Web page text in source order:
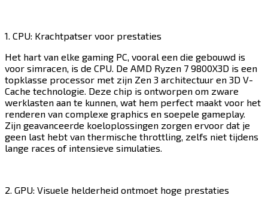
1. CPU: Krachtpatser voor prestaties​​​​‌ ‍ ​‍​‍‌‍ ‌ ​‍‌‍‍‌‌‍‌ ‌‍‍‌‌‍ ‍​‍​‍​ ‍‍​‍​‍‌ ​ ‌‍​‌‌‍ ‍‌‍‍‌‌ ‌​‌ ‍‌​‍ ‍‌‍‍‌‌‍ ​‍​‍​‍ ​​‍​‍‌‍‍​‌ ​‍‌‍‌‌‌‍‌‍​‍​‍​ ‍‍​‍​‍​‍ ‌‍​‌‌‍‌​‌‍ ‌‌‍‍‌‌‍ ‍​‍ ‌‍‍‌‌‍ ‍‌ ‌​‌‍‌‌‌‍ ‍‌ ‌​​‍ ‌‍‌‌‌‍‌​‌‍‍‌‌ ‌​​‍ ‌‍ ‌‌‍ ‌‍‌​‌‍‌‌​ ‌‌ ​​‌ ​‍‌‍‌‌‌ ​ ‌‍‌‌‌‍ ‍‌ ‌​‌‍​‌‌ ‌​‌‍‍‌‌‍ ‌‍ ‍​ ‍ ‌‍‍‌‌‍‌​​ ‌​ ‌​​ ​​​ ​‍​ ‍​‌‍​ ​ ‌‍​ ‌‍‌‍​‍​‍ ‌‌‍​‌​ ‌‌​ ‌ ‌‍‌‌​‍ ‌​ ‌​​ ‌‍​ ‌‍​ ​‌​‍ ‌​ ‍​‌‍​‍​ ‍‌​ ‍​​‍ ‌‌‍​‍​ ‍​​ ‍​‌‍‌‍​ ​ ​ ​​​ ​​​ ‍​​ ‌​​ ​​‌‍​ ​ ‍​​ ‍ ‌ ‌​‌ ‍‌‌ ​​‌‍‌‌​ ‌‌‍​‍‌ ‌‌‌‍‍‌‌‍ ​‌‍‌​​ ‍ ‌ ​​‌‍​‌‌ ‌​‌‍‍​​ ‌‌‍‍‌​ ​‌​ ‍​‌‍ ‍‌‌ ‌‍ ​‌‍ ‌‍ ‍‌‍‌ ‌‌ ‌‍‌​‌‍‌‌‌ ​ ‌‍​ ​‍‌‌​ ‌‌‌​​‍‌‌ ‌‍‍ ‌‍‌‌‌ ‍‌​‍‌‌​ ​ ‌​‌​​‍‌‌​ ​ ‌​‌​​‍‌‌​ ​‍​ ​‍‌‍ ‍‌‍ ​​‍‌‌​ ​‍​ ​‍​‍‌‌​ ‌‌‌​‌​​‍ ‍‌ ‌‍‌‍​‌‌‍ ​‌ ‌‌‌‍‌‌​‍‌‌​ ‌‌‌​​‍‌‌ ‌‍‍ ‌‍‌‌‌ ‍‌​‍‌‌​ ​ ‌​‌​​‍‌‌​ ​ ‌​‌​​‍‌‌​ ​‍​ ​‍​ ‌‌​ ​‍‌‍​‌​ ‌‍‌‍​ ​ ‌‌‌‍​‌‌‍​‌​ ‍‌​ ‌‍​ ​‌‌‍‌‌​‍‌‌​ ​‍​ ​‍​‍‌‌​ ‌‌‌​‌​​‍ ‍‌‍​ ‌‍‍​‌‍‍‌‌‍ ​‌‍‌​‌ ​‍‌‍‌‌‌‍ ‍​‍‌‌​ ‌‌‌​​‍‌‌ ‌‍‍ ‌‍‌‌‌ ‍‌​‍‌‌​ ​ ‌​‌​​‍‌‌​ ​ ‌​‌​​‍‌‌​ ​‍​ ​‍‌‍​ ‌‍​ ‌‍‌‍​ ‌ ​ ​‍‌‍​ ‌‍​‌‌‍‌‍​ ‌ ​ ​ ​ ​‍‌‍​‍​‍‌‌​ ​‍​ ​‍​‍‌‌​ ‌‌‌​‌​​‍ ‍‌ ‌​‌‍‌‌‌ ‍​‌ ‌​​ ‌‍​‍‌‍​‌‌ ​ ‌‍‌‌‌‌‌‌‌ ​‍‌‍ ​​ ‌​‍‌‌​ ​‍‌​‌‍‌‍​‌‌‍‌​‌‍ ‌‌‍‍‌‌‍ ‍​‍‌‍‌‍‍‌‌‍‌​​ ‌​ ‌​​ ​​​ ​‍​ ‍​‌‍​ ​ ‌‍​ ‌‍‌‍​‍​‍ ‌‌‍​‌​ ‌‌​ ‌ ‌‍‌‌​‍ ‌​ ‌​​ ‌‍​ ‌‍​ ​‌​‍ ‌​ ‍​‌‍​‍​ ‍‌​ ‍​​‍ ‌‌‍​‍​ ‍​​ ‍​‌‍‌‍​ ​ ​ ​​​ ​​​ ‍​​ ‌​​ ​​‌‍​ ​ ‍​​‍‌‍‌ ‌​‌ ‍‌‌ ​​‌‍‌‌​ ‌‌‍​‍‌ ‌‌‌‍‍‌‌‍ ​‌‍‌​​‍‌‍‌ ​​‌‍​‌‌ ‌​‌‍‍​​ ‌‌‍‍‌​ ​‌​ ‍​‌‍ ‍‌‌ ‌‍ ​‌‍ ‌‍ ‍‌‍‌ ‌‌ ‌‍‌​‌‍‌‌‌ ​ ‌‍​ ​‍‌‌​ ‌‌‌​​‍‌‌ ‌‍‍ ‌‍‌‌‌ ‍‌​‍‌‌​ ​ ‌​‌​​‍‌‌​ ​ ‌​‌​​‍‌‌​ ​‍​ ​‍‌‍ ‍‌‍ ​​‍‌‌​ ​‍​ ​‍​‍‌‌​ ‌‌‌​‌​​‍ ‍‌ ‌‍‌‍​‌‌‍ ​‌ ‌‌‌‍‌‌​‍‌‌​ ‌‌‌​​‍‌‌ ‌‍‍ ‌‍‌‌‌ ‍‌​‍‌‌​ ​ ‌​‌​​‍‌‌​ ​ ‌​‌​​‍‌‌​ ​‍​ ​‍​ ‌‌​ ​‍‌‍​‌​ ‌‍‌‍​ ​ ‌‌‌‍​‌‌‍​‌​ ‍‌​ ‌‍​ ​‌‌‍‌‌​‍‌‌​ ​‍​ ​‍​‍‌‌​ ‌‌‌​‌​​‍ ‍‌‍​ ‌‍‍​‌‍‍‌‌‍ ​‌‍‌​‌ ​‍‌‍‌‌‌‍ ‍​‍‌‌​ ‌‌‌​​‍‌‌ ‌‍‍ ‌‍‌‌‌ ‍‌​‍‌‌​ ​ ‌​‌​​‍‌‌​ ​ ‌​‌​​‍‌‌​ ​‍​ ​‍‌‍​ ‌‍​ ‌‍‌‍​ ‌ ​ ​‍‌‍​ ‌‍​‌‌‍‌‍​ ‌ ​ ​ ​ ​‍‌‍​‍​‍‌‌​ ​‍​ ​‍​‍‌‌​ ‌‌‌​‌​​‍ ‍‌ ‌​‌‍‌‌‌ ‍​‌ ‌​​‍‌‍‌ ​​‌‍‌‌‌ ​‍‌ ​ ‌ ​​‌‍‌‌‌‍​ ‌ ‌​‌‍‍‌‌ ‌‍‌‍‌‌​ ‌‌ ​​‌ ‌‌‌‍​‍‌‍ ​‌‍‍‌‌ ​ ‌‍‍​‌‍‌‌‌‍‌​​‍​‍‌ ‌
Het hart van elke gaming PC, vooral een die gebouwd is
voor simracen, is de CPU. De AMD Ryzen 7 9800X3D is een
topklasse processor met zijn Zen 3 architectuur en 3D V-
Cache technologie. Deze chip is ontworpen om zware
werklasten aan te kunnen, wat hem perfect maakt voor het
renderen van complexe graphics en soepele gameplay.
Zijn geavanceerde koeloplossingen zorgen ervoor dat je
geen last hebt van thermische throttling, zelfs niet tijdens
lange races of intensieve simulaties.​​​​‌ ‍ ​‍​‍‌‍ ‌ ​‍‌‍‍‌‌‍‌ ‌‍‍‌‌‍ ‍​‍​‍​ ‍‍​‍​‍‌ ​ ‌‍​‌‌‍ ‍‌‍‍‌‌ ‌​‌ ‍‌​‍ ‍‌‍‍‌‌‍ ​‍​‍​‍ ​​‍​‍‌‍‍​‌ ​‍‌‍‌‌‌‍‌‍​‍​‍​ ‍‍​‍​‍​‍ ‌‍​‌‌‍‌​‌‍ ‌‌‍‍‌‌‍ ‍​‍ ‌‍‍‌‌‍ ‍‌ ‌​‌‍‌‌‌‍ ‍‌ ‌​​‍ ‌‍‌‌‌‍‌​‌‍‍‌‌ ‌​​‍ ‌‍ ‌‌‍ ‌‍‌​‌‍‌‌​ ‌‌ ​​‌ ​‍‌‍‌‌‌ ​ ‌‍‌‌‌‍ ‍‌ ‌​‌‍​‌‌ ‌​‌‍‍‌‌‍ ‌‍ ‍​ ‍ ‌‍‍‌‌‍‌​​ ‌​ ‌​​ ​​​ ​‍​ ‍​‌‍​ ​ ‌‍​ ‌‍‌‍​‍​‍ ‌‌‍​‌​ ‌‌​ ‌ ‌‍‌‌​‍ ‌​ ‌​​ ‌‍​ ‌‍​ ​‌​‍ ‌​ ‍​‌‍​‍​ ‍‌​ ‍​​‍ ‌‌‍​‍​ ‍​​ ‍​‌‍‌‍​ ​ ​ ​​​ ​​​ ‍​​ ‌​​ ​​‌‍​ ​ ‍​​ ‍ ‌ ‌​‌ ‍‌‌ ​​‌‍‌‌​ ‌‌‍​‍‌ ‌‌‌‍‍‌‌‍ ​‌‍‌​​ ‍ ‌ ​​‌‍​‌‌ ‌​‌‍‍​​ ‌‌‍‍‌​ ​‌​ ‍​‌‍ ‍‌‌ ‌‍ ​‌‍ ‌‍ ‍‌‍‌ ‌‌ ‌‍‌​‌‍‌‌‌ ​ ‌‍​ ​‍‌‌​ ‌‌‌​​‍‌‌ ‌‍‍ ‌‍‌‌‌ ‍‌​‍‌‌​ ​ ‌​‌​​‍‌‌​ ​ ‌​‌​​‍‌‌​ ​‍​ ​‍‌‍ ‍‌‍ ​​‍‌‌​ ​‍​ ​‍​‍‌‌​ ‌‌‌​‌​​‍ ‍‌ ‌‍‌‍​‌‌‍ ​‌ ‌‌‌‍‌‌​‍‌‌​ ‌‌‌​​‍‌‌ ‌‍‍ ‌‍‌‌‌ ‍‌​‍‌‌​ ​ ‌​‌​​‍‌‌​ ​ ‌​‌​​‍‌‌​ ​‍​ ​‍​ ​‍​ ‌​‌‍‌‍​ ​‍​ ‍​‌‍‌‍​ ‌​​ ​ ​ ​‍​ ‌‌​ ‌‍‌‍​ ​‍‌‌​ ​‍​ ​‍​‍‌‌​ ‌‌‌​‌​​‍ ‍‌‍​ ‌‍‍​‌‍‍‌‌‍ ​‌‍‌​‌ ​‍‌‍‌‌‌‍ ‍​‍‌‌​ ‌‌‌​​‍‌‌ ‌‍‍ ‌‍‌‌‌ ‍‌​‍‌‌​ ​ ‌​‌​​‍‌‌​ ​ ‌​‌​​‍‌‌​ ​‍​ ​‍​ ​‍​ ​ ​ ‍​​ ​‌‌‍‌​​ ​ ‌‍‌‌‌‍‌‍​ ​‍​ ​​​ ​​​ ‌‌​‍‌‌​ ​‍​ ​‍​‍‌‌​ ‌‌‌​‌​​‍ ‍‌ ‌​‌‍‌‌‌ ‍​‌ ‌​​ ‌‍​‍‌‍​‌‌ ​ ‌‍‌‌‌‌‌‌‌ ​‍‌‍ ​​ ‌​‍‌‌​ ​‍‌​‌‍‌‍​‌‌‍‌​‌‍ ‌‌‍‍‌‌‍ ‍​‍‌‍‌‍‍‌‌‍‌​​ ‌​ ‌​​ ​​​ ​‍​ ‍​‌‍​ ​ ‌‍​ ‌‍‌‍​‍​‍ ‌‌‍​‌​ ‌‌​ ‌ ‌‍‌‌​‍ ‌​ ‌​​ ‌‍​ ‌‍​ ​‌​‍ ‌​ ‍​‌‍​‍​ ‍‌​ ‍​​‍ ‌‌‍​‍​ ‍​​ ‍​‌‍‌‍​ ​ ​ ​​​ ​​​ ‍​​ ‌​​ ​​‌‍​ ​ ‍​​‍‌‍‌ ‌​‌ ‍‌‌ ​​‌‍‌‌​ ‌‌‍​‍‌ ‌‌‌‍‍‌‌‍ ​‌‍‌​​‍‌‍‌ ​​‌‍​‌‌ ‌​‌‍‍​​ ‌‌‍‍‌​ ​‌​ ‍​‌‍ ‍‌‌ ‌‍ ​‌‍ ‌‍ ‍‌‍‌ ‌‌ ‌‍‌​‌‍‌‌‌ ​ ‌‍​ ​‍‌‌​ ‌‌‌​​‍‌‌ ‌‍‍ ‌‍‌‌‌ ‍‌​‍‌‌​ ​ ‌​‌​​‍‌‌​ ​ ‌​‌​​‍‌‌​ ​‍​ ​‍‌‍ ‍‌‍ ​​‍‌‌​ ​‍​ ​‍​‍‌‌​ ‌‌‌​‌​​‍ ‍‌ ‌‍‌‍​‌‌‍ ​‌ ‌‌‌‍‌‌​‍‌‌​ ‌‌‌​​‍‌‌ ‌‍‍ ‌‍‌‌‌ ‍‌​‍‌‌​ ​ ‌​‌​​‍‌‌​ ​ ‌​‌​​‍‌‌​ ​‍​ ​‍​ ​‍​ ‌​‌‍‌‍​ ​‍​ ‍​‌‍‌‍​ ‌​​ ​ ​ ​‍​ ‌‌​ ‌‍‌‍​ ​‍‌‌​ ​‍​ ​‍​‍‌‌​ ‌‌‌​‌​​‍ ‍‌‍​ ‌‍‍​‌‍‍‌‌‍ ​‌‍‌​‌ ​‍‌‍‌‌‌‍ ‍​‍‌‌​ ‌‌‌​​‍‌‌ ‌‍‍ ‌‍‌‌‌ ‍‌​‍‌‌​ ​ ‌​‌​​‍‌‌​ ​ ‌​‌​​‍‌‌​ ​‍​ ​‍​ ​‍​ ​ ​ ‍​​ ​‌‌‍‌​​ ​ ‌‍‌‌‌‍‌‍​ ​‍​ ​​​ ​​​ ‌‌​‍‌‌​ ​‍​ ​‍​‍‌‌​ ‌‌‌​‌​​‍ ‍‌ ‌​‌‍‌‌‌ ‍​‌ ‌​​‍‌‍‌ ​​‌‍‌‌‌ ​‍‌ ​ ‌ ​​‌‍‌‌‌‍​ ‌ ‌​‌‍‍‌‌ ‌‍‌‍‌‌​ ‌‌ ​​‌ ‌‌‌‍​‍‌‍ ​‌‍‍‌‌ ​ ‌‍‍​‌‍‌‌‌‍‌​​‍​‍‌ ‌
2. GPU: Visuele helderheid ontmoet hoge prestaties​​​​‌ ‍ ​‍​‍‌‍ ‌ ​‍‌‍‍‌‌‍‌ ‌‍‍‌‌‍ ‍​‍​‍​ ‍‍​‍​‍‌ ​ ‌‍​‌‌‍ ‍‌‍‍‌‌ ‌​‌ ‍‌​‍ ‍‌‍‍‌‌‍ ​‍​‍​‍ ​​‍​‍‌‍‍​‌ ​‍‌‍‌‌‌‍‌‍​‍​‍​ ‍‍​‍​‍​‍ ‌‍​‌‌‍‌​‌‍ ‌‌‍‍‌‌‍ ‍​‍ ‌‍‍‌‌‍ ‍‌ ‌​‌‍‌‌‌‍ ‍‌ ‌​​‍ ‌‍‌‌‌‍‌​‌‍‍‌‌ ‌​​‍ ‌‍ ‌‌‍ ‌‍‌​‌‍‌‌​ ‌‌ ​​‌ ​‍‌‍‌‌‌ ​ ‌‍‌‌‌‍ ‍‌ ‌​‌‍​‌‌ ‌​‌‍‍‌‌‍ ‌‍ ‍​ ‍ ‌‍‍‌‌‍‌​​ ‌​ ‌​​ ​​​ ​‍​ ‍​‌‍​ ​ ‌‍​ ‌‍‌‍​‍​‍ ‌‌‍​‌​ ‌‌​ ‌ ‌‍‌‌​‍ ‌​ ‌​​ ‌‍​ ‌‍​ ​‌​‍ ‌​ ‍​‌‍​‍​ ‍‌​ ‍​​‍ ‌‌‍​‍​ ‍​​ ‍​‌‍‌‍​ ​ ​ ​​​ ​​​ ‍​​ ‌​​ ​​‌‍​ ​ ‍​​ ‍ ‌ ‌​‌ ‍‌‌ ​​‌‍‌‌​ ‌‌‍​‍‌ ‌‌‌‍‍‌‌‍ ​‌‍‌​​ ‍ ‌ ​​‌‍​‌‌ ‌​‌‍‍​​ ‌‌‍‍‌​ ​‌​ ‍​‌‍ ‍‌‌ ‌‍ ​‌‍ ‌‍ ‍‌‍‌ ‌‌ ‌‍‌​‌‍‌‌‌ ​ ‌‍​ ​‍‌‌​ ‌‌‌​​‍‌‌ ‌‍‍ ‌‍‌‌‌ ‍‌​‍‌‌​ ​ ‌​‌​​‍‌‌​ ​ ‌​‌​​‍‌‌​ ​‍​ ​‍‌‍ ‍‌‍ ​​‍‌‌​ ​‍​ ​‍​‍‌‌​ ‌‌‌​‌​​‍ ‍‌ ‌‍‌‍​‌‌‍ ​‌ ‌‌‌‍‌‌​‍‌‌​ ‌‌‌​​‍‌‌ ‌‍‍ ‌‍‌‌‌ ‍‌​‍‌‌​ ​ ‌​‌​​‍‌‌​ ​ ‌​‌​​‍‌‌​ ​‍​ ​‍‌‍‌‌​ ‍‌​ ​‌​ ‍​​ ‍‌​ ‍‌‌‍​ ‌‍‌​​ ‌​​ ‌‌​ ‌​​ ‍​​‍‌‌​ ​‍​ ​‍​‍‌‌​ ‌‌‌​‌​​‍ ‍‌‍​ ‌‍‍​‌‍‍‌‌‍ ​‌‍‌​‌ ​‍‌‍‌‌‌‍ ‍​‍‌‌​ ‌‌‌​​‍‌‌ ‌‍‍ ‌‍‌‌‌ ‍‌​‍‌‌​ ​ ‌​‌​​‍‌‌​ ​ ‌​‌​​‍‌‌​ ​‍​ ​‍​ ‍​‌‍‌‍​ ‍‌​ ​‌​ ​‌‌‍‌‍‌‍‌‌​ ​ ​ ‌ ​ ‌‍‌‍​ ​ ‍‌​‍‌‌​ ​‍​ ​‍​‍‌‌​ ‌‌‌​‌​​‍ ‍‌ ‌​‌‍‌‌‌ ‍​‌ ‌​​ ‌‍​‍‌‍​‌‌ ​ ‌‍‌‌‌‌‌‌‌ ​‍‌‍ ​​ ‌​‍‌‌​ ​‍‌​‌‍‌‍​‌‌‍‌​‌‍ ‌‌‍‍‌‌‍ ‍​‍‌‍‌‍‍‌‌‍‌​​ ‌​ ‌​​ ​​​ ​‍​ ‍​‌‍​ ​ ‌‍​ ‌‍‌‍​‍​‍ ‌‌‍​‌​ ‌‌​ ‌ ‌‍‌‌​‍ ‌​ ‌​​ ‌‍​ ‌‍​ ​‌​‍ ‌​ ‍​‌‍​‍​ ‍‌​ ‍​​‍ ‌‌‍​‍​ ‍​​ ‍​‌‍‌‍​ ​ ​ ​​​ ​​​ ‍​​ ‌​​ ​​‌‍​ ​ ‍​​‍‌‍‌ ‌​‌ ‍‌‌ ​​‌‍‌‌​ ‌‌‍​‍‌ ‌‌‌‍‍‌‌‍ ​‌‍‌​​‍‌‍‌ ​​‌‍​‌‌ ‌​‌‍‍​​ ‌‌‍‍‌​ ​‌​ ‍​‌‍ ‍‌‌ ‌‍ ​‌‍ ‌‍ ‍‌‍‌ ‌‌ ‌‍‌​‌‍‌‌‌ ​ ‌‍​ ​‍‌‌​ ‌‌‌​​‍‌‌ ‌‍‍ ‌‍‌‌‌ ‍‌​‍‌‌​ ​ ‌​‌​​‍‌‌​ ​ ‌​‌​​‍‌‌​ ​‍​ ​‍‌‍ ‍‌‍ ​​‍‌‌​ ​‍​ ​‍​‍‌‌​ ‌‌‌​‌​​‍ ‍‌ ‌‍‌‍​‌‌‍ ​‌ ‌‌‌‍‌‌​‍‌‌​ ‌‌‌​​‍‌‌ ‌‍‍ ‌‍‌‌‌ ‍‌​‍‌‌​ ​ ‌​‌​​‍‌‌​ ​ ‌​‌​​‍‌‌​ ​‍​ ​‍‌‍‌‌​ ‍‌​ ​‌​ ‍​​ ‍‌​ ‍‌‌‍​ ‌‍‌​​ ‌​​ ‌‌​ ‌​​ ‍​​‍‌‌​ ​‍​ ​‍​‍‌‌​ ‌‌‌​‌​​‍ ‍‌‍​ ‌‍‍​‌‍‍‌‌‍ ​‌‍‌​‌ ​‍‌‍‌‌‌‍ ‍​‍‌‌​ ‌‌‌​​‍‌‌ ‌‍‍ ‌‍‌‌‌ ‍‌​‍‌‌​ ​ ‌​‌​​‍‌‌​ ​ ‌​‌​​‍‌‌​ ​‍​ ​‍​ ‍​‌‍‌‍​ ‍‌​ ​‌​ ​‌‌‍‌‍‌‍‌‌​ ​ ​ ‌ ​ ‌‍‌‍​ ​ ‍‌​‍‌‌​ ​‍​ ​‍​‍‌‌​ ‌‌‌​‌​​‍ ‍‌ ‌​‌‍‌‌‌ ‍​‌ ‌​​‍‌‍‌ ​​‌‍‌‌‌ ​‍‌ ​ ‌ ​​‌‍‌‌‌‍​ ‌ ‌​‌‍‍‌‌ ‌‍‌‍‌‌​ ‌‌ ​​‌ ‌‌‌‍​‍‌‍ ​‌‍‍‌‌ ​ ‌‍‍​‌‍‌‌‌‍‌​​‍​‍‌ ‌